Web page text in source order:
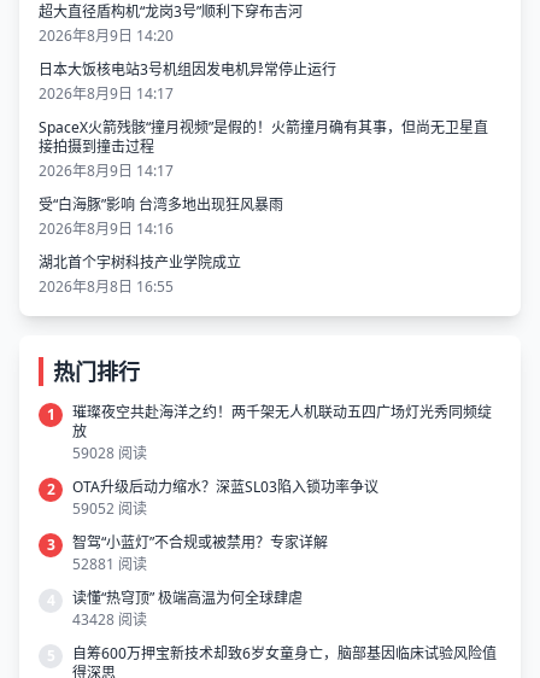
超大直径盾构机“龙岗3号”顺利下穿布吉河
2026年8月9日 14:20
日本大饭核电站3号机组因发电机异常停止运行
2026年8月9日 14:17
SpaceX火箭残骸“撞月视频”是假的！火箭撞月确有其事，但尚无卫星直
接拍摄到撞击过程
2026年8月9日 14:17
受“白海豚”影响 台湾多地出现狂风暴雨
2026年8月9日 14:16
湖北首个宇树科技产业学院成立
2026年8月8日 16:55
热门排行
1
璀璨夜空共赴海洋之约！两千架无人机联动五四广场灯光秀同频绽
放
59028 阅读
2
OTA升级后动力缩水？深蓝SL03陷入锁功率争议
59052 阅读
3
智驾“小蓝灯”不合规或被禁用？专家详解
52881 阅读
4
读懂“热穹顶” 极端高温为何全球肆虐
43428 阅读
5
自筹600万押宝新技术却致6岁女童身亡，脑部基因临床试验风险值
得深思